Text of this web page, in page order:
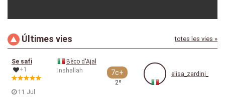
elisa_zardini_
Últimes vies totes les vies »
Se safì
+1
11 Jul
Bèco d'Ajal
Inshallah 7c+
2º
elisa_zardini_